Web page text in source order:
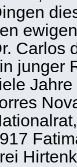
Carlos
junger